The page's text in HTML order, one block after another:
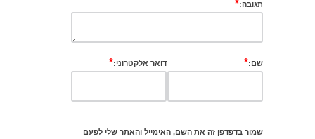
תגובה:*
שם:* דואר אלקטרוני:*
שמור בדפדפן זה את השם, האימייל והאתר שלי לפעם